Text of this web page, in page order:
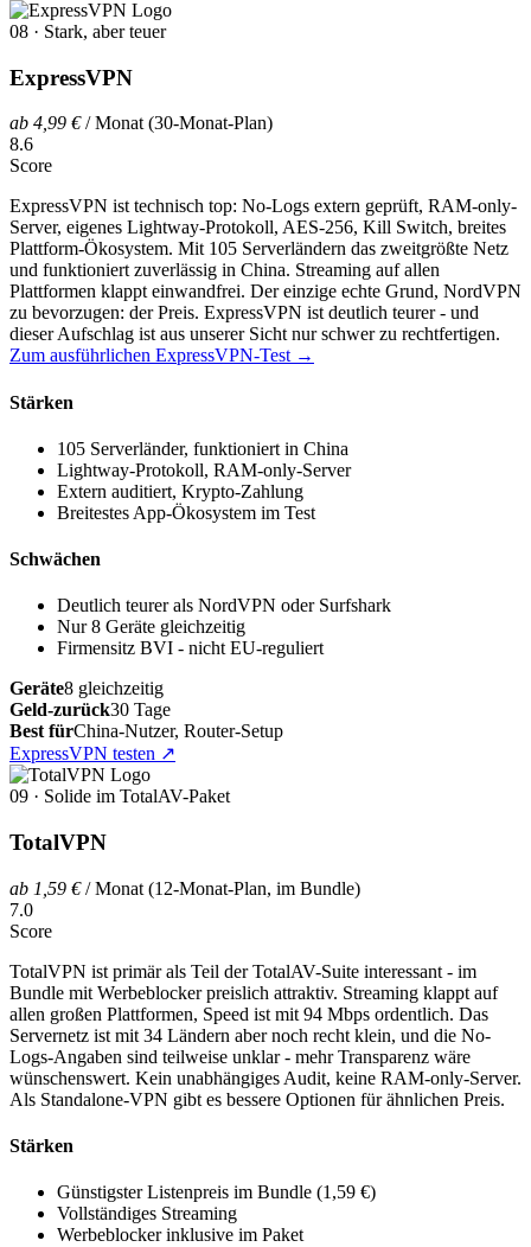
08 · Stark, aber teuer
ExpressVPN
ab 4,99 €/ Monat (30-Monat-Plan)
8.6
Score
ExpressVPN ist technisch top: No-Logs extern geprüft, RAM-only-
Server, eigenes Lightway-Protokoll, AES-256, Kill Switch, breites
Plattform-Ökosystem. Mit 105 Serverländern das zweitgrößte Netz
und funktioniert zuverlässig in China. Streaming auf allen
Plattformen klappt einwandfrei. Der einzige echte Grund, NordVPN
zu bevorzugen: der Preis. ExpressVPN ist deutlich teurer - und
dieser Aufschlag ist aus unserer Sicht nur schwer zu rechtfertigen.
Zum ausführlichen ExpressVPN-Test →
Stärken
105 Serverländer, funktioniert in China
Lightway-Protokoll, RAM-only-Server
Extern auditiert, Krypto-Zahlung
Breitestes App-Ökosystem im Test
Schwächen
Deutlich teurer als NordVPN oder Surfshark
Nur 8 Geräte gleichzeitig
Firmensitz BVI - nicht EU-reguliert
Geräte8 gleichzeitig
Geld-zurück30 Tage
Best fürChina-Nutzer, Router-Setup
ExpressVPN testen ↗
09 · Solide im TotalAV-Paket
TotalVPN
ab 1,59 €/ Monat (12-Monat-Plan, im Bundle)
7.0
Score
TotalVPN ist primär als Teil der TotalAV-Suite interessant - im
Bundle mit Werbeblocker preislich attraktiv. Streaming klappt auf
allen großen Plattformen, Speed ist mit 94 Mbps ordentlich. Das
Servernetz ist mit 34 Ländern aber noch recht klein, und die No-
Logs-Angaben sind teilweise unklar - mehr Transparenz wäre
wünschenswert. Kein unabhängiges Audit, keine RAM-only-Server.
Als Standalone-VPN gibt es bessere Optionen für ähnlichen Preis.
Stärken
Günstigster Listenpreis im Bundle (1,59 €)
Vollständiges Streaming
Werbeblocker inklusive im Paket